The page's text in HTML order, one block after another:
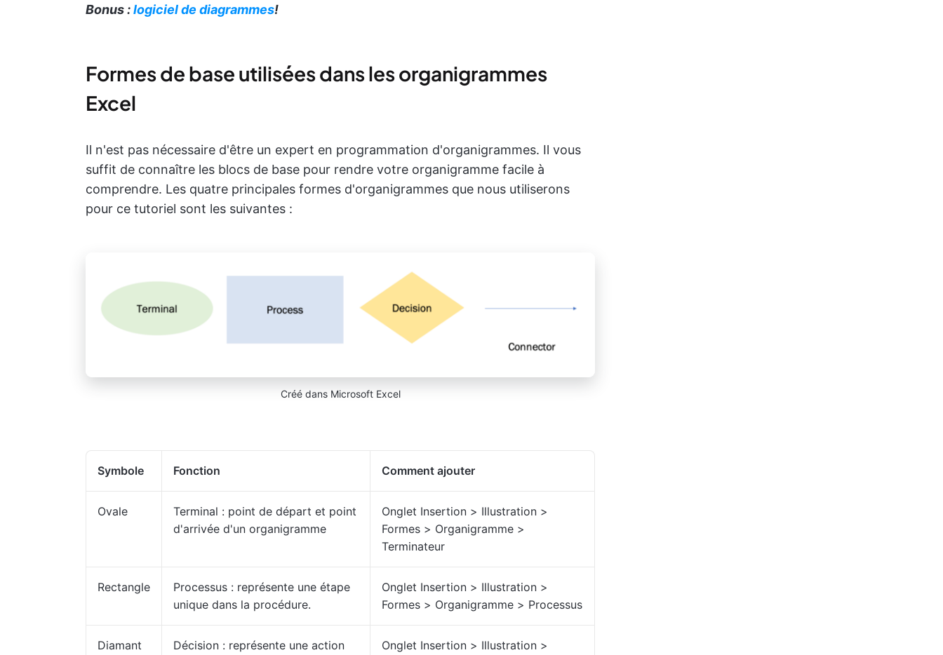
Bonus :logiciel de diagrammes!
Formes de base utilisées dans les organigrammes
Excel
Il n'est pas nécessaire d'être un expert en programmation d'organigrammes. Il vous
suffit de connaître les blocs de base pour rendre votre organigramme facile à
comprendre. Les quatre principales formes d'organigrammes que nous utiliserons
pour ce tutoriel sont les suivantes :
Créé dans Microsoft Excel
Symbole Fonction Comment ajouter
Ovale
Terminal : point de départ et point
d'arrivée d'un organigramme
Onglet Insertion > Illustration >
Formes > Organigramme >
Terminateur
Rectangle
Processus : représente une étape
unique dans la procédure.
Onglet Insertion > Illustration >
Formes > Organigramme > Processus
Diamant
Décision : représente une action
Onglet Insertion > Illustration >